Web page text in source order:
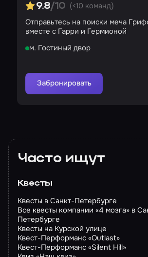
9.8/10 (<10 команд)
Отправьтесь на поиски меча
вместе с Гарри и Гермионой
м. Гостиный двор
Забронировать
Часто ищут
Квесты
Квесты в Санкт-Петербурге
Все квесты компании «4 мозга» в
Петербурге
Квесты на Курской улице
Квест-Перформанс «Outlast»
Квест-Перформанс «Silent Hill»